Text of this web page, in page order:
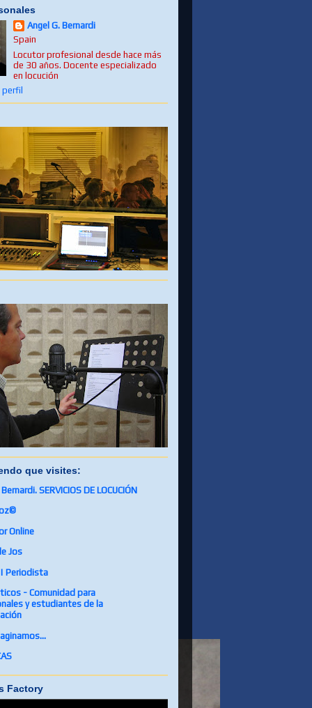
Angel G. Bernardi
Spain
Locutor profesional desde hace más
de 30 años. Docente especializado
en locución
que visites:
SERVICIOS DE LOCUCIÓN
Online
Jos
Periodista
- Comunidad para
y estudiantes de la
Factory